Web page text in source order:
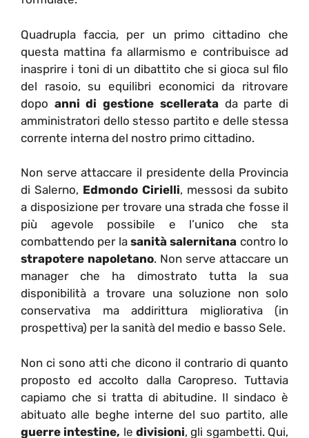
Quadrupla faccia, per un primo cittadino che
questa mattina fa allarmismo e contribuisce ad
inasprire i toni di un dibattito che si gioca sul filo
del rasoio, su equilibri economici da ritrovare
dopo anni di gestione scelleratada parte di
amministratori dello stesso partito e delle stessa
corrente interna del nostro primo cittadino.
Non serve attaccare il presidente della Provincia
di Salerno, Edmondo Cirielli, messosi da subito
a disposizione per trovare una strada che fosse il
più agevole possibile e l’unico che sta
combattendo per la sanità salernitana contro lo
strapotere napoletano. Non serve attaccare un
manager che ha dimostrato tutta la sua
disponibilità a trovare una soluzione non solo
conservativa ma addirittura migliorativa (in
prospettiva) per la sanità del medio e basso Sele.
Non ci sono atti che dicono il contrario di quanto
proposto ed accolto dalla Caropreso. Tuttavia
capiamo che si tratta di abitudine. Il sindaco è
abituato alle beghe interne del suo partito, alle
guerre intestine, ledivisioni, gli sgambetti. Qui,